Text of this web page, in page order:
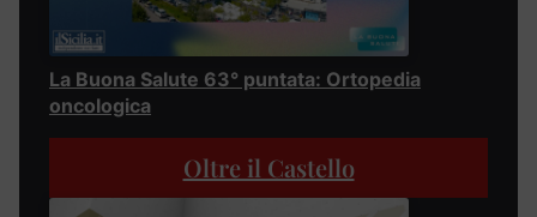
La Buona Salute 63° puntata: Ortopedia
oncologica
Oltre il Castello